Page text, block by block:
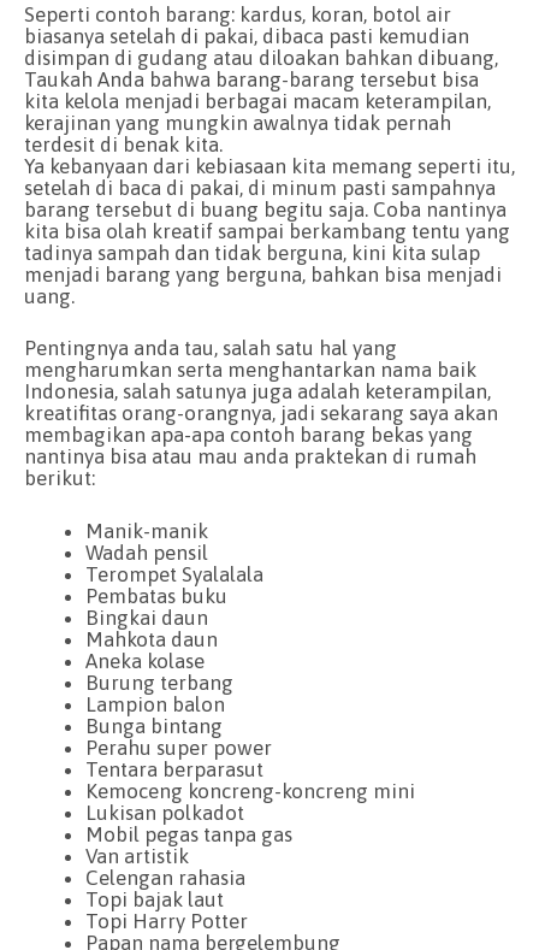
Seperti contoh barang: kardus, koran, botol air
biasanya setelah di pakai, dibaca pasti kemudian
disimpan di gudang atau diloakan bahkan dibuang,
Taukah Anda bahwa barang-barang tersebut bisa
kita kelola menjadi berbagai macam keterampilan,
kerajinan yang mungkin awalnya tidak pernah
terdesit di benak kita.
Ya kebanyaan dari kebiasaan kita memang seperti itu,
setelah di baca di pakai, di minum pasti sampahnya
barang tersebut di buang begitu saja. Coba nantinya
kita bisa olah kreatif sampai berkambang tentu yang
tadinya sampah dan tidak berguna, kini kita sulap
menjadi barang yang berguna, bahkan bisa menjadi
uang.
Pentingnya anda tau, salah satu hal yang
mengharumkan serta menghantarkan nama baik
Indonesia, salah satunya juga adalah keterampilan,
kreatifitas orang-orangnya, jadi sekarang saya akan
membagikan apa-apa contoh barang bekas yang
nantinya bisa atau mau anda praktekan di rumah
berikut:
Manik-manik
Wadah pensil
Terompet Syalalala
Pembatas buku
Bingkai daun
Mahkota daun
Aneka kolase
Burung terbang
Lampion balon
Bunga bintang
Perahu super power
Tentara berparasut
Kemoceng koncreng-koncreng mini
Lukisan polkadot
Mobil pegas tanpa gas
Van artistik
Celengan rahasia
Topi bajak laut
Topi Harry Potter
Papan nama bergelembung